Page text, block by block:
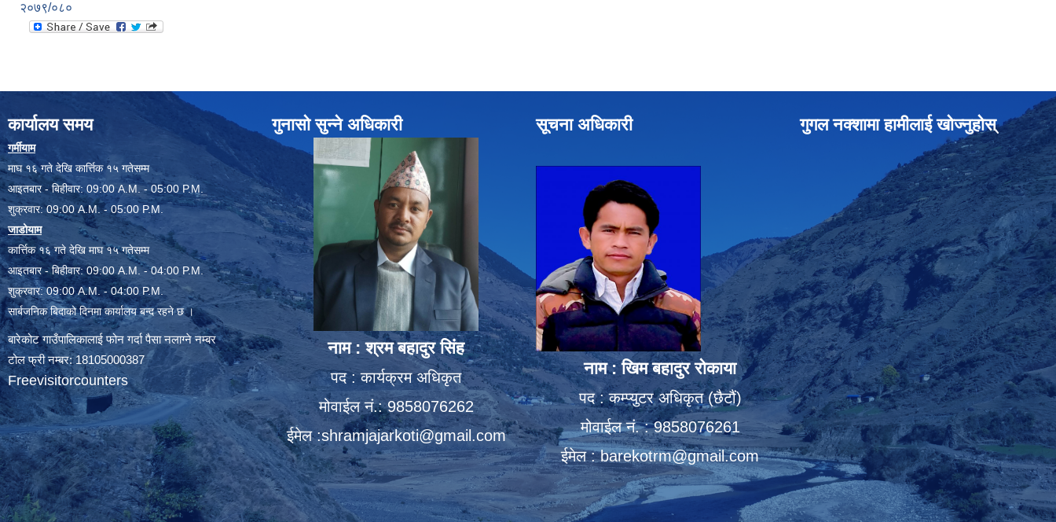
२०७९/०८०
कार्यालय समय
गर्मीयाम
माघ १६ गते देखि कार्त्तिक १५ गतेसम्म
आइतबार - बिहीवार: 09:00 A.M. - 05:00 P.M.
शुक्रवार: 09:00 A.M. - 05:00 P.M.
जाडोयाम
कार्त्तिक १६ गते देखि माघ १५ गतेसम्म
आइतबार - बिहीवार: 09:00 A.M. - 04:00 P.M.
शुक्रवार: 09:00 A.M. - 04:00 P.M.
सार्बजनिक बिदाको दिनमा कार्यालय बन्द रहने छ ।
बारेकोट गाउँपालिकालाई फोन गर्दा पैसा नलाग्ने नम्बर
टोल फ्री नम्बर: 18105000387
Freevisitorcounters
गुनासो सुन्ने अधिकारी
नाम : श्रम बहादुर सिंह
पद : कार्यक्रम अधिकृत
मोवाईल नं.: 9858076262
ईमेल :shramjajarkoti@gmail.com
सूचना अधिकारी
नाम : खिम बहादुर रोकाया
पद : कम्प्युटर अधिकृत (छैटौं)
मोवाईल नं. : 9858076261
ईमेल :barekotrm@gmail.com
गुगल नक्शामा हामीलाई खोज्नुहोस्